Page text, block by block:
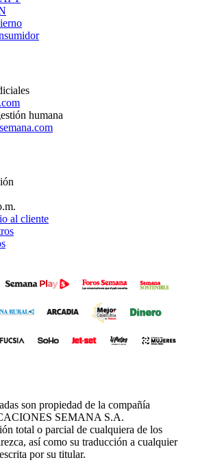
new
window
in
newin
Opens
humana
al cliente
window
son propiedad de la compañía
SEMANA S.A.
total o parcial de cualquiera de los
así como su traducción a cualquier
por su titular.